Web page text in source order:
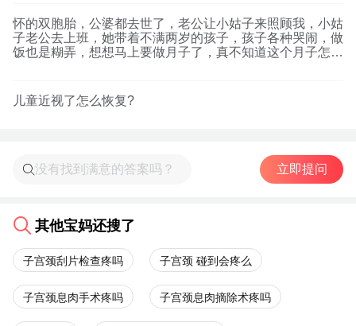
怀的双胞胎，公婆都去世了，老公让小姑子来照顾我，小姑
子老公去上班，她带着不满两岁的孩子，孩子各种哭闹，做
饭也是糊弄，想想马上要做月子了，真不知道这个月子怎么
儿童近视了怎么恢复?
立即提问
其他宝妈还搜了
子宫颈刮片检查疼吗 子宫颈 碰到会疼么
子宫颈息肉手术疼吗 子宫颈息肉摘除术疼吗